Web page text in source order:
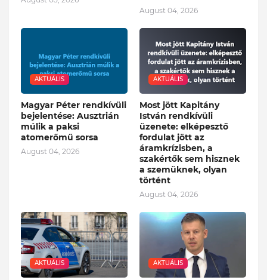
August 04, 2026
AKTUÁLIS
Magyar Péter rendkívüli
bejelentése: Ausztrián
múlik a paksi
atomerőmű sorsa
August 04, 2026
AKTUÁLIS
Most jött Kapitány
István rendkívüli
üzenete: elképesztő
fordulat jött az
áramkrízisben, a
szakértők sem hisznek
a szemüknek, olyan
történt
August 04, 2026
AKTUÁLIS AKTUÁLIS